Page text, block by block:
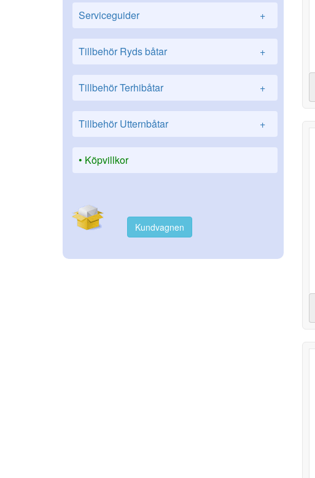
Serviceguider +
Tillbehör Ryds båtar +
Tillbehör Terhibåtar +
Tillbehör Utternbåtar +
Köpvillkor
Kundvagnen